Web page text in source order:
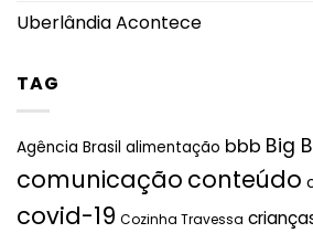
Uberlândia Acontece
TAG
Agência Brasil alimentação bbb Big
comunicação conteúdo
covid-19 Cozinha Travessa